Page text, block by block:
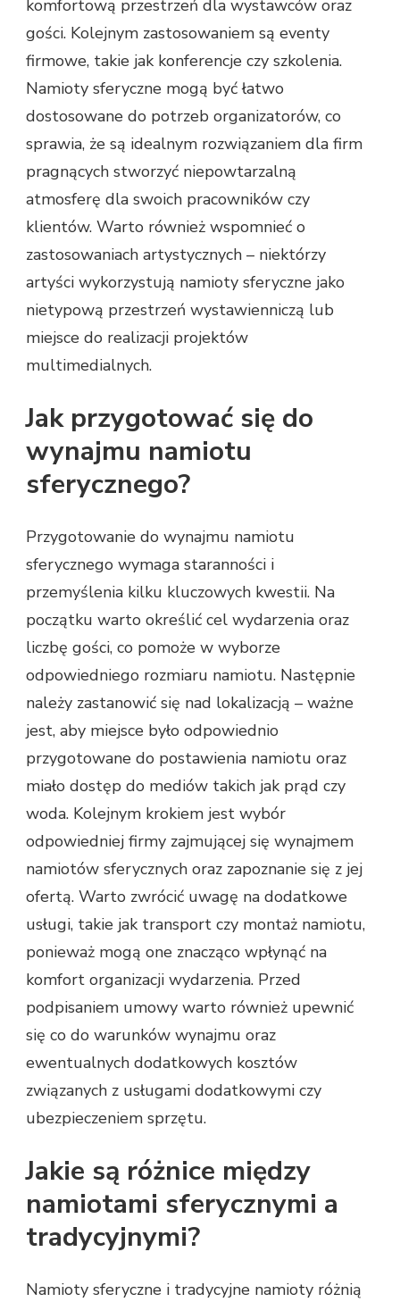
komfortową przestrzeń dla wystawców oraz
gości. Kolejnym zastosowaniem są eventy
firmowe, takie jak konferencje czy szkolenia.
Namioty sferyczne mogą być łatwo
dostosowane do potrzeb organizatorów, co
sprawia, że są idealnym rozwiązaniem dla firm
pragnących stworzyć niepowtarzalną
atmosferę dla swoich pracowników czy
klientów. Warto również wspomnieć o
zastosowaniach artystycznych – niektórzy
artyści wykorzystują namioty sferyczne jako
nietypową przestrzeń wystawienniczą lub
miejsce do realizacji projektów
multimedialnych.
Jak przygotować się do
wynajmu namiotu
sferycznego?
Przygotowanie do wynajmu namiotu
sferycznego wymaga staranności i
przemyślenia kilku kluczowych kwestii. Na
początku warto określić cel wydarzenia oraz
liczbę gości, co pomoże w wyborze
odpowiedniego rozmiaru namiotu. Następnie
należy zastanowić się nad lokalizacją – ważne
jest, aby miejsce było odpowiednio
przygotowane do postawienia namiotu oraz
miało dostęp do mediów takich jak prąd czy
woda. Kolejnym krokiem jest wybór
odpowiedniej firmy zajmującej się wynajmem
namiotów sferycznych oraz zapoznanie się z jej
ofertą. Warto zwrócić uwagę na dodatkowe
usługi, takie jak transport czy montaż namiotu,
ponieważ mogą one znacząco wpłynąć na
komfort organizacji wydarzenia. Przed
podpisaniem umowy warto również upewnić
się co do warunków wynajmu oraz
ewentualnych dodatkowych kosztów
związanych z usługami dodatkowymi czy
ubezpieczeniem sprzętu.
Jakie są różnice między
namiotami sferycznymi a
tradycyjnymi?
Namioty sferyczne i tradycyjne namioty różnią